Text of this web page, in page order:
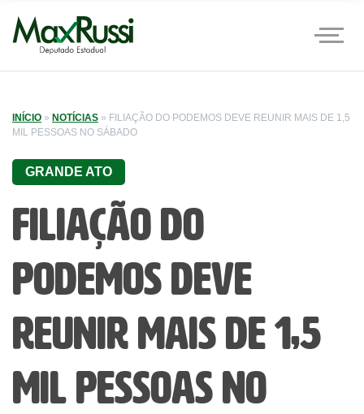
INÍCIO » NOTÍCIAS » FILIAÇÃO DO PODEMOS DEVE REUNIR MAIS DE 1,5
MIL PESSOAS NO SÁBADO
GRANDE ATO
Filiação do
Podemos deve
reunir mais de 1,5
mil pessoas no